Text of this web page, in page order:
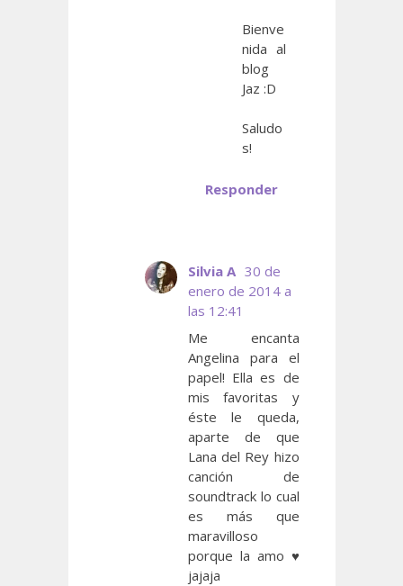
Bienve
nida al
blog
Jaz :D
Saludo
s!
Responder
Silvia A 30 de
enero de 2014 a
las 12:41
Me encanta
Angelina para el
papel! Ella es de
mis favoritas y
éste le queda,
aparte de que
Lana del Rey hizo
canción de
soundtrack lo cual
es más que
maravilloso
porque la amo ♥
jajaja